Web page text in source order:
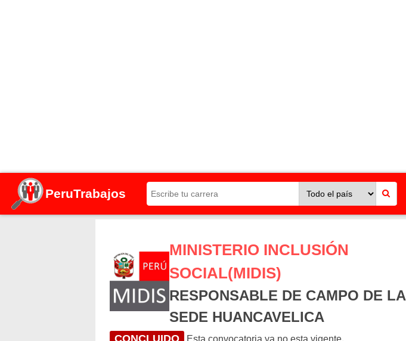
PeruTrabajos
MINISTERIO INCLUSIÓN
SOCIAL(MIDIS)
RESPONSABLE DE CAMPO DE LA
SEDE HUANCAVELICA
CONCLUIDO Esta convocatoria ya no esta vigente.